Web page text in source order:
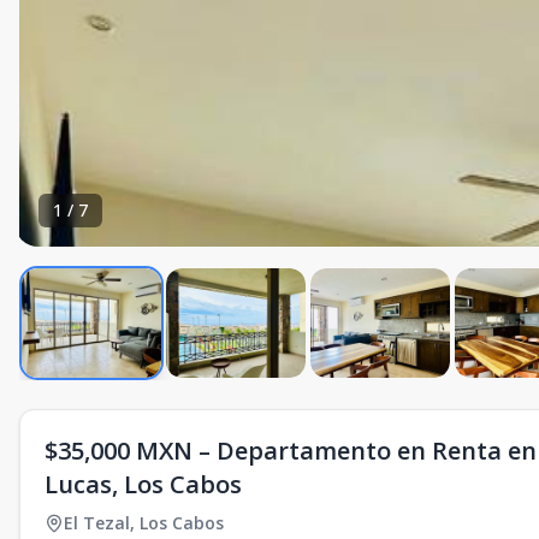
1 / 7
$35,000 MXN – Departamento en Renta
Lucas, Los Cabos
El Tezal, Los Cabos